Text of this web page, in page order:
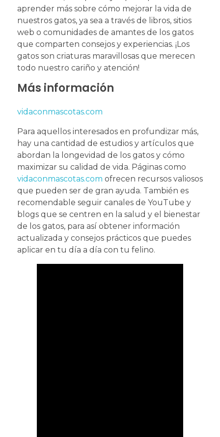
aprender más sobre cómo mejorar la vida de
nuestros gatos, ya sea a través de libros, sitios
web o comunidades de amantes de los gatos
que comparten consejos y experiencias. ¡Los
gatos son criaturas maravillosas que merecen
todo nuestro cariño y atención!
Más información
vidaconmascotas.com
Para aquellos interesados en profundizar más,
hay una cantidad de estudios y artículos que
abordan la longevidad de los gatos y cómo
maximizar su calidad de vida. Páginas como
vidaconmascotas.com ofrecen recursos valiosos
que pueden ser de gran ayuda. También es
recomendable seguir canales de YouTube y
blogs que se centren en la salud y el bienestar
de los gatos, para así obtener información
actualizada y consejos prácticos que puedes
aplicar en tu día a día con tu felino.